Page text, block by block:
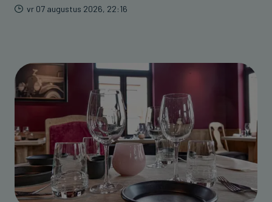
vr 07 augustus 2026, 22:16